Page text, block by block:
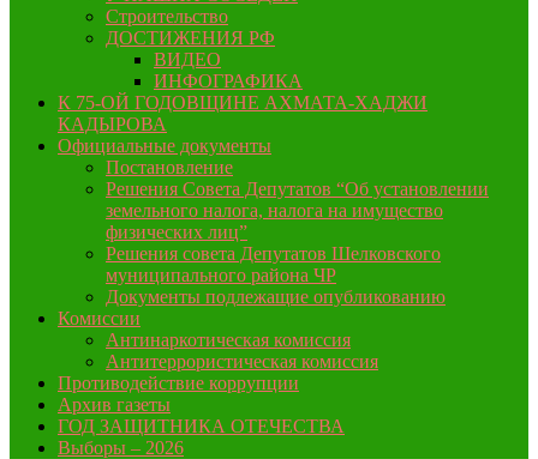
Строительство
ДОСТИЖЕНИЯ РФ
ВИДЕО
ИНФОГРАФИКА
К 75-ОЙ ГОДОВЩИНЕ АХМАТА-ХАДЖИ
КАДЫРОВА
Официальные документы
Постановление
Решения Совета Депутатов “Об установлении
земельного налога, налога на имущество
физических лиц”
Решения совета Депутатов Шелковского
муниципального района ЧР
Документы подлежащие опубликованию
Комиссии
Антинаркотическая комиссия
Антитеррористическая комиссия
Противодействие коррупции
Архив газеты
ГОД ЗАЩИТНИКА ОТЕЧЕСТВА
Выборы – 2026